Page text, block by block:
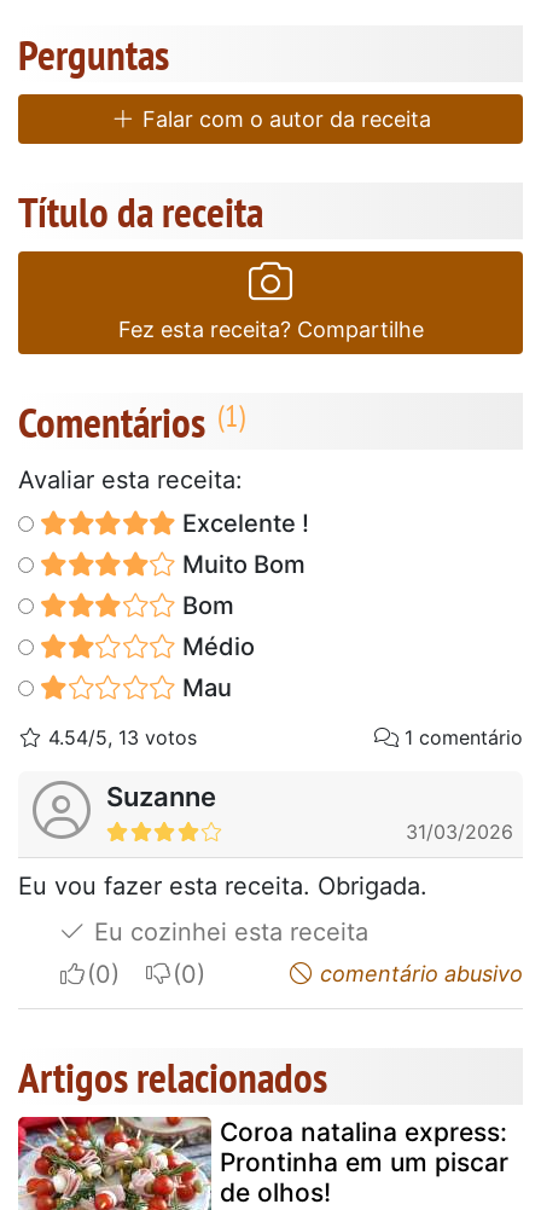
Perguntas
Falar com o autor da receita
Título da receita
Fez esta receita? Compartilhe
Comentários
Avaliar esta receita:
Excelente !
Muito Bom
Bom
Médio
Mau
4.54/5, 13 votos 1 comentário
Suzanne
31/03/2026
Eu vou fazer esta receita. Obrigada.
Eu cozinhei esta receita
I apreciateI do not appreciatecomentário abusivo
Artigos relacionados
Coroa natalina express:
Prontinha em um piscar
de olhos!